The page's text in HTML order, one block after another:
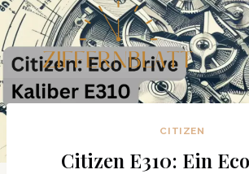
Zum
Inhalt
springen
CITIZEN
Citizen E310: Ein